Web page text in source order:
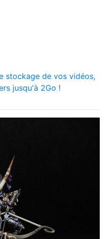
stockage de vos vidéos,
jusqu'à 2Go !